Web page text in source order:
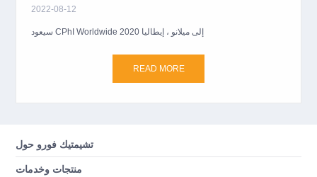
2022-08-12
سيعود CPhI Worldwide 2020 إلى ميلانو ، إيطاليا
READ MORE
تشيمتيك فورو حول
منتجات وخدمات